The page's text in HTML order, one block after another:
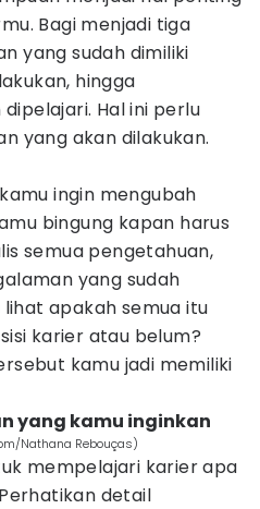
Bagi menjadi tiga
yang sudah dimiliki
hingga
Hal ini perlu
yang akan dilakukan.
ingin mengubah
bingung kapan harus
semua pengetahuan,
yang sudah
lihat apakah semua itu
karier atau belum?
kamu jadi memiliki
yang kamu inginkan
Nathana Rebouças)
mempelajari karier apa
detail